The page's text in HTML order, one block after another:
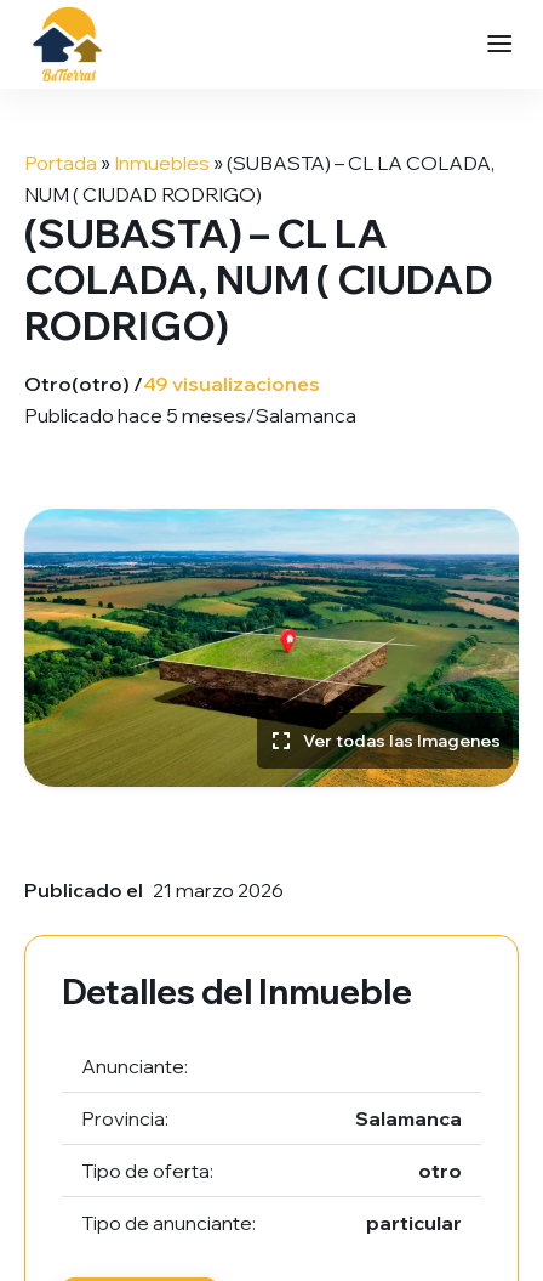
contenido
Portada » Inmuebles »(SUBASTA) – CL LA COLADA,
NUM ( CIUDAD RODRIGO)
(SUBASTA) – CL LA
COLADA, NUM ( CIUDAD
RODRIGO)
Otro(otro) /49 visualizaciones
Publicado hace 5 meses/Salamanca
Ver todas las Imagenes
Publicado el 21 marzo 2026
Detalles del Inmueble
Anunciante:
Provincia: Salamanca
Tipo de oferta: otro
Tipo de anunciante: particular